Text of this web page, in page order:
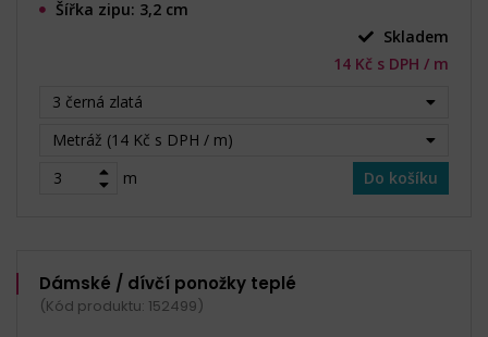
Šířka zipu: 3,2 cm
Skladem
14 Kč s DPH / m
3 černá zlatá
Metráž (14 Kč s DPH / m)
m
Do košíku
Dámské / dívčí ponožky teplé
(Kód produktu: 152499)